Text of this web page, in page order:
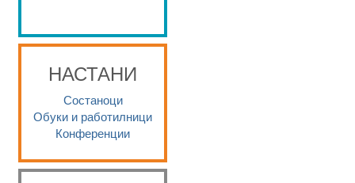
НАСТАНИ
Состаноци
Обуки и работилници
Конференции